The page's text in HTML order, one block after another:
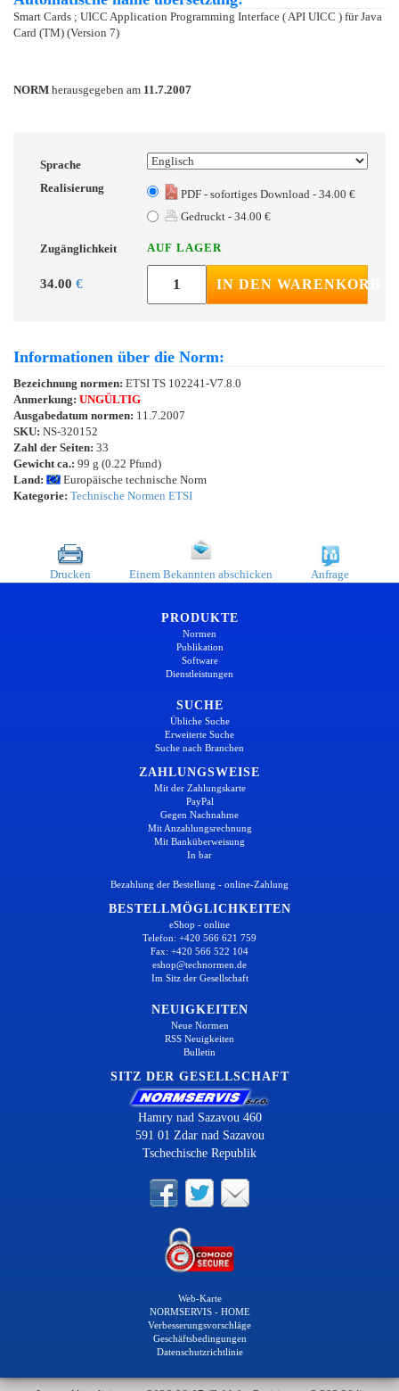
Smart Cards ; UICC Application Programming Interface ( API UICC ) für Java
Card (TM) (Version 7)
NORM herausgegeben am 11.7.2007
Sprache
Realisierung
PDF - sofortiges Download - 34.00 €
Gedruckt - 34.00 €
Zugänglichkeit AUF LAGER
34.00 € IN DEN WARENKORB
Informationen über die Norm:
Bezeichnung normen: ETSI TS 102241-V7.8.0
Anmerkung: UNGÜLTIG
Ausgabedatum normen: 11.7.2007
SKU: NS-320152
Zahl der Seiten: 33
Gewicht ca.: 99 g (0.22 Pfund)
Land:
Europäische technische Norm
Kategorie: Technische Normen ETSI
Drucken Einem Bekannten abschicken Anfrage
PRODUKTE
Normen
Publikation
Software
Dienstleistungen
SUCHE
Übliche Suche
Erweiterte Suche
Suche nach Branchen
ZAHLUNGSWEISE
Mit der Zahlungskarte
PayPal
Gegen Nachnahme
Mit Anzahlungsrechnung
Mit Banküberweisung
In bar
Bezahlung der Bestellung - online-Zahlung
BESTELLMÖGLICHKEITEN
eShop - online
Telefon: +420 566 621 759
Fax: +420 566 522 104
eshop@technormen.de
Im Sitz der Gesellschaft
NEUIGKEITEN
Neue Normen
RSS Neuigkeiten
Bulletin
SITZ DER GESELLSCHAFT
Hamry nad Sazavou 460
591 01 Zdar nad Sazavou
Tschechische Republik
Web-Karte
NORMSERVIS - HOME
Verbesserungsvorschläge
Geschäftsbedingungen
Datenschutzrichtlinie